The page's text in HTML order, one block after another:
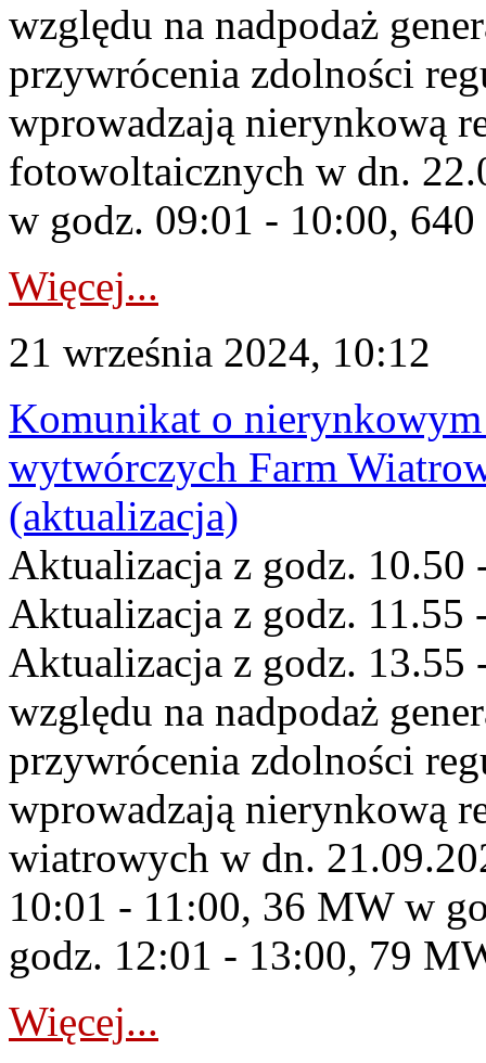
względu na nadpodaż
przywrócenia zdolności
wprowadzają nierynkową
fotowoltaicznych w dn.
w godz. 09:01 - 10:00,
Więcej...
21 września 2024, 10:12
Komunikat o
wytwórczych Farm
(aktualizacja)
Aktualizacja z godz. 10.50
Aktualizacja z godz. 11.55
Aktualizacja z godz. 13.55
względu na nadpodaż
przywrócenia zdolności
wprowadzają nierynkową
wiatrowych w dn.
10:01 - 11:00, 36 MW w
godz. 12:01 - 13:00, 79
Więcej...